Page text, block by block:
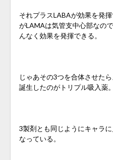
それプラスLABAが効果を発
がLAMAは気管支中心部なの
んなく効果を発揮できる。
じゃあその3つを合体させた
誕生したのがトリプル吸入薬。
3製剤とも同じようにキャラ
なっている。